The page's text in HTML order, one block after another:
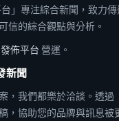
台」專注綜合新聞，致力
信的綜合觀點與分析。
佈平台 營運。
新聞
，我們都樂於洽談。透過
，協助您的品牌與訊息被